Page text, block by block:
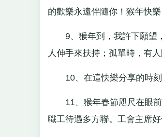
的歡樂永遠伴隨你！猴年快樂
9、猴年到，我許下願望，
人伸手來扶持；孤單時，有
10、在這快樂分享的時刻
11、猴年春節咫尺在眼前
職工待遇多方聯。工會主席